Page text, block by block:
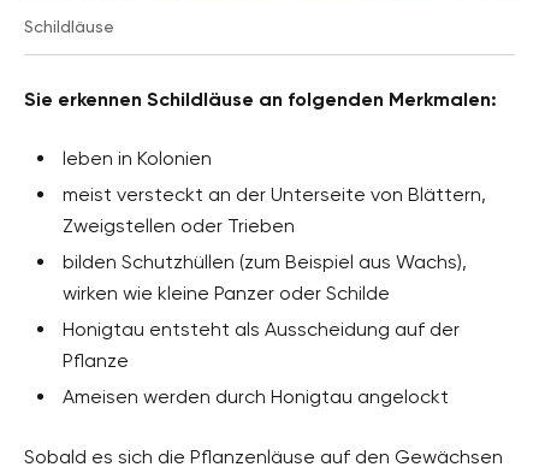
Schildläuse
Sie erkennen Schildläuse an folgenden Merkmalen:
leben in Kolonien
meist versteckt an der Unterseite von Blättern,
Zweigstellen oder Trieben
bilden Schutzhüllen (zum Beispiel aus Wachs),
wirken wie kleine Panzer oder Schilde
Honigtau entsteht als Ausscheidung auf der
Pflanze
Ameisen werden durch Honigtau angelockt
Sobald es sich die Pflanzenläuse auf den Gewächsen